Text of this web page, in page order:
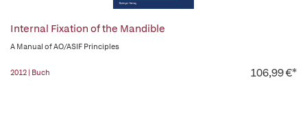
Internal Fixation of the Mandible
A Manual of AO/ASIF Principles
2012 | Buch 106,99 €*